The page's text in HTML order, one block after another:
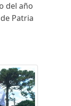
del año
Patria